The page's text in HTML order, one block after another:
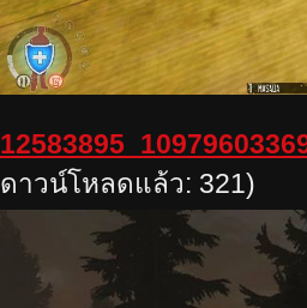
ดาวน์โหลดแล้ว: 321)